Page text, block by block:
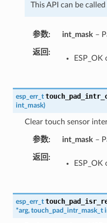
This API can be
参数 int_mask –
返回
ESP_OK
esp_err_t
int_mask)
Clear touch sensor
参数 int_mask –
返回
ESP_OK
esp_err_t
*arg, touch_pad_intr_mask_t